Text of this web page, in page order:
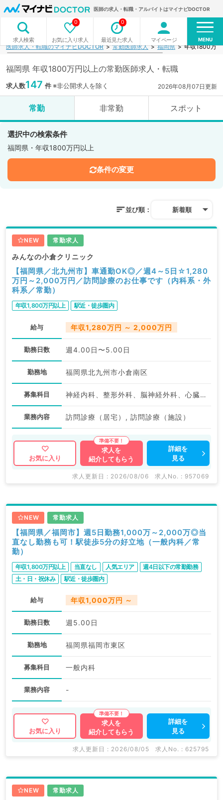
医師の求人・転職・アルバイトはマイナビDOCTOR
求人検索 お気に入り求人
0
最近見た求人
0
マイページ MENU
医師求人・転職のマイナビDOCTOR 常勤医師求人 福岡県 年収1800万
福岡県 年収1800万円以上の常勤医師求人・転職
求人数147 件※非公開求人を除く 2026年08月07日更新
常勤 非常勤 スポット
選択中の検索条件
福岡県・年収1800万円以上
条件の変更
並び順： 新着順
NEW 常勤求人
みんなの小倉クリニック
【福岡県／北九州市】車通勤OK◎／週4～5日☆1,280
万円～2,000万円／訪問診療のお仕事です（内科系・外
科系／常勤）
年収1,800万円以上 駅近・徒歩圏内
給与 年収1,280万円 ～ 2,000万円
勤務日数 週4.00日〜5.00日
勤務地 福岡県北九州市小倉南区
募集科目 神経内科、整形外科、脳神経外科、心臓血管外科、泌尿器科、一般内科、循環器内科、呼吸器内科、消化器内科、内分泌・代謝内科、腎臓内科、老年内科、血液内科、外科系全般、一般外科、消化器外科、膠原病科
業務内容 訪問診療（居宅）, 訪問診療（施設）
お気に入り
求人を
紹介してもらう
詳細を
見る
求人更新日 : 2026/08/06 求人No. : 957069
NEW 常勤求人
【福岡県／福岡市】週5日勤務1,000万～2,000万◎当
直なし勤務も可！駅徒歩5分の好立地（一般内科／常
勤）
年収1,800万円以上 当直なし 人気エリア
週4日以下の常勤勤務
土・日・祝休み
駅近・徒歩圏内
給与 年収1,000万円 ～
勤務日数 週5.00日
勤務地 福岡県福岡市東区
募集科目 一般内科
業務内容 -
お気に入り
求人を
紹介してもらう
詳細を
見る
求人更新日 : 2026/08/05 求人No. : 625795
NEW 常勤求人